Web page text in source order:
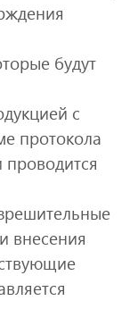
будут
с
протокола
внесения